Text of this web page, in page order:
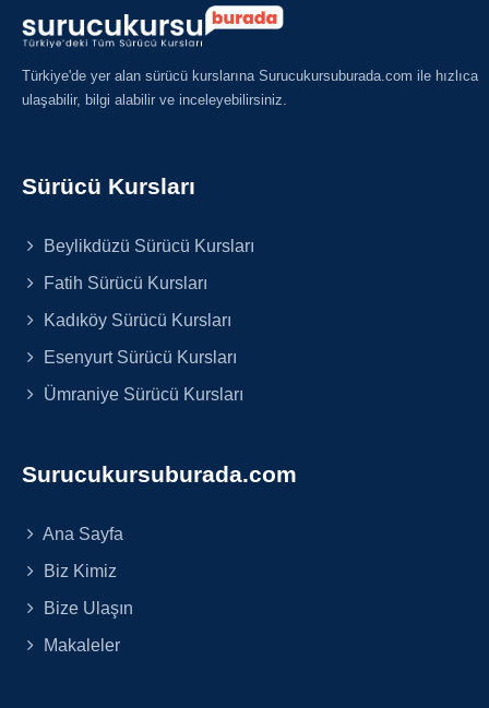
Türkiye'de yer alan sürücü kurslarına Surucukursuburada.com ile hızlıca
ulaşabilir, bilgi alabilir ve inceleyebilirsiniz.
Sürücü Kursları
Beylikdüzü Sürücü Kursları
Fatih Sürücü Kursları
Kadıköy Sürücü Kursları
Esenyurt Sürücü Kursları
Ümraniye Sürücü Kursları
Surucukursuburada.com
Ana Sayfa
Biz Kimiz
Bize Ulaşın
Makaleler